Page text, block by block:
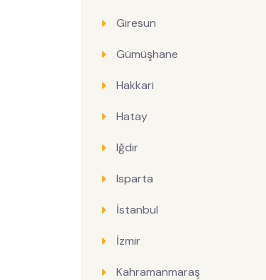
Giresun
Gümüşhane
Hakkari
Hatay
Iğdır
Isparta
İstanbul
İzmir
Kahramanmaraş